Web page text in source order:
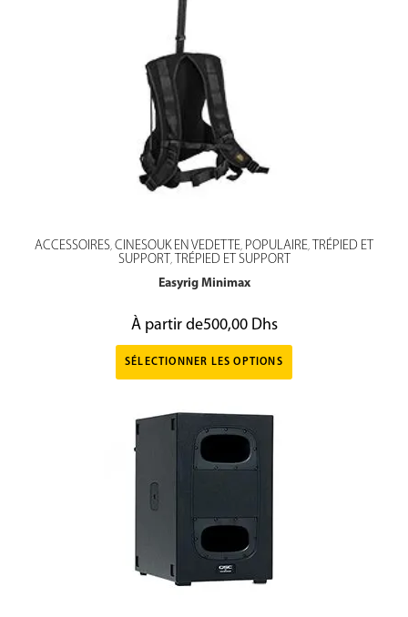
ACCESSOIRES, CINESOUK EN VEDETTE, POPULAIRE, TRÉPIED ET
SUPPORT , TRÉPIED ET SUPPORT
Easyrig Minimax
À partir de500,00 Dhs
SÉLECTIONNER LES OPTIONS